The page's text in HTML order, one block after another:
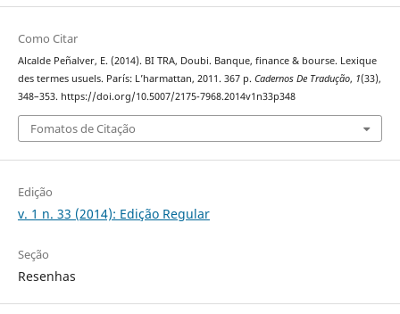
Como Citar
Alcalde Peñalver, E. (2014). BI TRA, Doubi. Banque, finance & bourse. Lexique
des termes usuels. París: L’harmattan, 2011. 367 p. Cadernos De Tradução, 1(33),
348–353. https://doi.org/10.5007/2175-7968.2014v1n33p348
Fomatos de Citação
Edição
v. 1 n. 33 (2014): Edição Regular
Seção
Resenhas